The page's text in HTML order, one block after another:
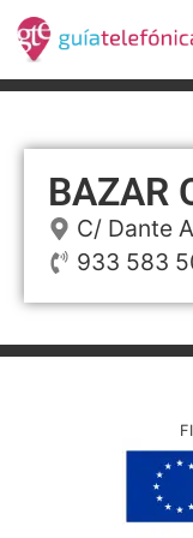
BAZAR
C/ Dante
933 583